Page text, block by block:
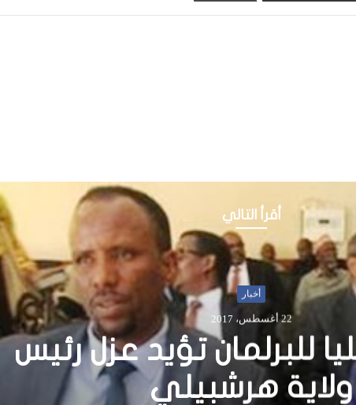
أقرأ التالي
أخبار
14 يناير، 2015
جراء «الحصبة» في اقليم
يحذرون من انتشاره